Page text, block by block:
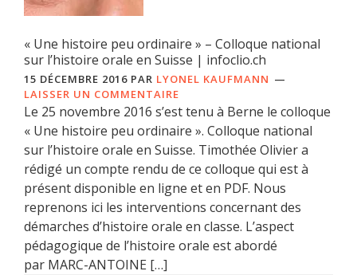
« Une histoire peu ordinaire » – Colloque national
sur l’histoire orale en Suisse | infoclio.ch
15 DÉCEMBRE 2016 PAR LYONEL KAUFMANN
LAISSER UN COMMENTAIRE
Le 25 novembre 2016 s’est tenu à Berne le colloque
« Une histoire peu ordinaire ». Colloque national
sur l’histoire orale en Suisse. Timothée Olivier a
rédigé un compte rendu de ce colloque qui est à
présent disponible en ligne et en PDF. Nous
reprenons ici les interventions concernant des
démarches d’histoire orale en classe. L’aspect
pédagogique de l’histoire orale est abordé
par MARC-ANTOINE […]